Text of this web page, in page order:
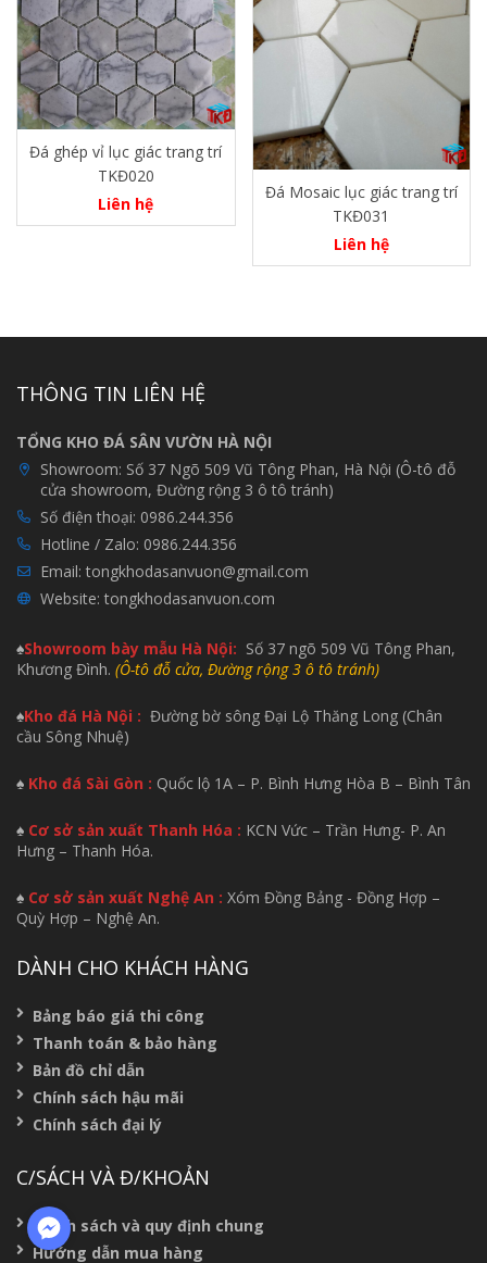
Đá ghép vỉ lục giác trang trí
TKĐ020
Liên hệ
Đá Mosaic lục giác trang trí
TKĐ031
Liên hệ
THÔNG TIN LIÊN HỆ
TỔNG KHO ĐÁ SÂN VƯỜN HÀ NỘI
Showroom: Số 37 Ngõ 509 Vũ Tông Phan, Hà Nội (Ô-tô đỗ
cửa showroom, Đường rộng 3 ô tô tránh)
Số điện thoại: 0986.244.356
Hotline / Zalo: 0986.244.356
Email: tongkhodasanvuon@gmail.com
Website: tongkhodasanvuon.com
♠Showroom bày mẫu Hà Nội: Số 37 ngõ 509 Vũ Tông Phan,
Khương Đình. (Ô-tô đỗ cửa, Đường rộng 3 ô tô tránh)
♠Kho đá Hà Nội : Đường bờ sông Đại Lộ Thăng Long (Chân
cầu Sông Nhuệ)
♠ Kho đá Sài Gòn : Quốc lộ 1A – P. Bình Hưng Hòa B – Bình Tân
♠ Cơ sở sản xuất Thanh Hóa : KCN Vức – Trần Hưng- P. An
Hưng – Thanh Hóa.
♠ Cơ sở sản xuất Nghệ An : Xóm Đồng Bảng - Đồng Hợp –
Quỳ Hợp – Nghệ An.
DÀNH CHO KHÁCH HÀNG
Bảng báo giá thi công
Thanh toán & bảo hàng
Bản đồ chỉ dẫn
Chính sách hậu mãi
Chính sách đại lý
C/SÁCH VÀ Đ/KHOẢN
Chính sách và quy định chung
Hướng dẫn mua hàng